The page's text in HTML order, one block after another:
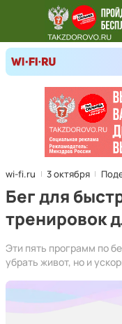
wi-fi.ru 3 октября
Бег для
тренировок
Эти пять программ по
убрать живот, но и